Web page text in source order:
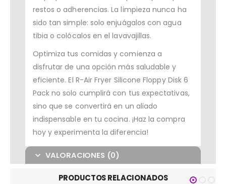
restos o adherencias. La limpieza nunca ha
sido tan simple: solo enjuágalos con agua
tibia o colócalos en el lavavajillas.
Optimiza tus comidas y comienza a
disfrutar de una opción más saludable y
eficiente. El R-Air Fryer Silicone Floppy Disk 6
Pack no solo cumplirá con tus expectativas,
sino que se convertirá en un aliado
indispensable en tu cocina. ¡Haz la compra
hoy y experimenta la diferencia!
VALORACIONES (0)
PRODUCTOS RELACIONADOS